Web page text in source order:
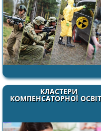
КЛАСТЕРИ
КОМПЕНСАТОРНОЇ